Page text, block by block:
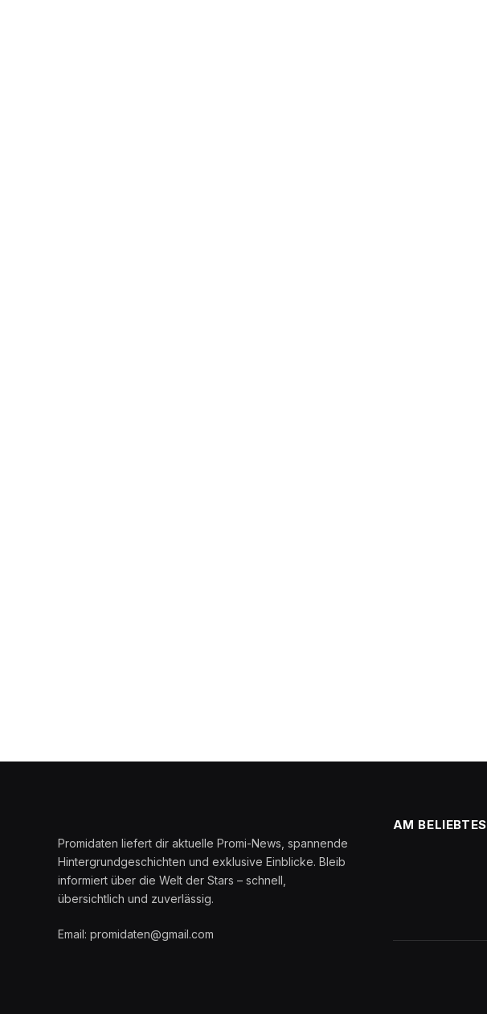
Promidaten liefert dir aktuelle Promi-News, spannende
Hintergrundgeschichten und exklusive Einblicke. Bleib
informiert über die Welt der Stars – schnell,
übersichtlich und zuverlässig.
Email: promidaten@gmail.com
AM